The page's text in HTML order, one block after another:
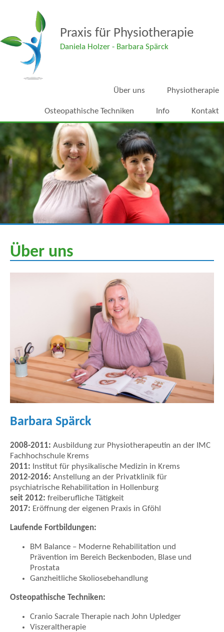
Praxis für Physiotherapie
Daniela Holzer - Barbara Spärck
Über uns Physiotherapie
Osteopathische Techniken Info Kontakt
Über uns
Barbara Spärck
2008-2011: Ausbildung zur Physiotherapeutin an der IMC
Fachhochschule Krems
2011: Institut für physikalische Medizin in Krems
2012-2016: Anstellung an der Privatklinik für
psychiatrische Rehabilitation in Hollenburg
seit 2012: freiberufliche Tätigkeit
2017: Eröffnung der eigenen Praxis in Gföhl
Laufende Fortbildungen:
BM Balance – Moderne Rehabilitation und
Prävention im Bereich Beckenboden, Blase und
Prostata
Ganzheitliche Skoliosebehandlung
Osteopathische Techniken:
Cranio Sacrale Therapie nach John Upledger
Viszeraltherapie